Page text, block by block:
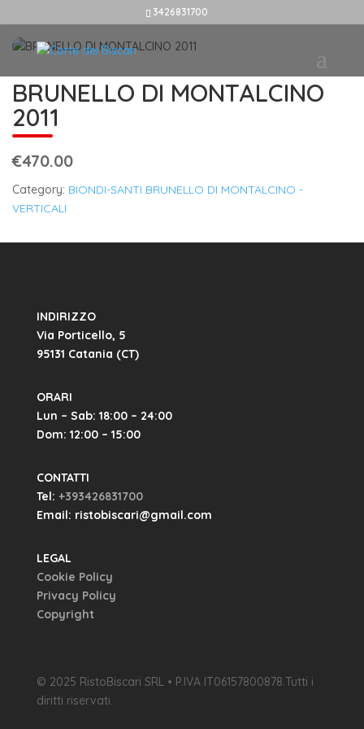
3426831700
BRUNELLO DI MONTALCINO
2011
€470.00
Category: BIONDI-SANTI BRUNELLO DI MONTALCINO -
VERTICALI
INDIRIZZO
Via Porticello, 5
95131 Catania (CT)
ORARI
Lun – Sab: 18:00 – 24:00
Dom: 12:00 – 15:00
CONTATTI
Tel: +393426831700
Email: ristobiscari@gmail.com
LEGAL
Cookie Policy
Privacy Policy
Copyright
© 2025 RistoBiscari SRL • P.IVA IT06157800878.Tutti i
diritti riservati.